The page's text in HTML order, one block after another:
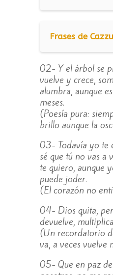
Frases de Cazzu
02- Y el árbol se
vuelve y crece,
alumbra, aunque
meses.
(Poesía pura:
brillo aunque la
03- Todavía yo te
sé que tú no vas a
te quiero, aunque
puede joder.
(El corazón no
04- Dios quita,
devuelve,
(Un recordatorio
va, a veces vuelve
05- Que en paz